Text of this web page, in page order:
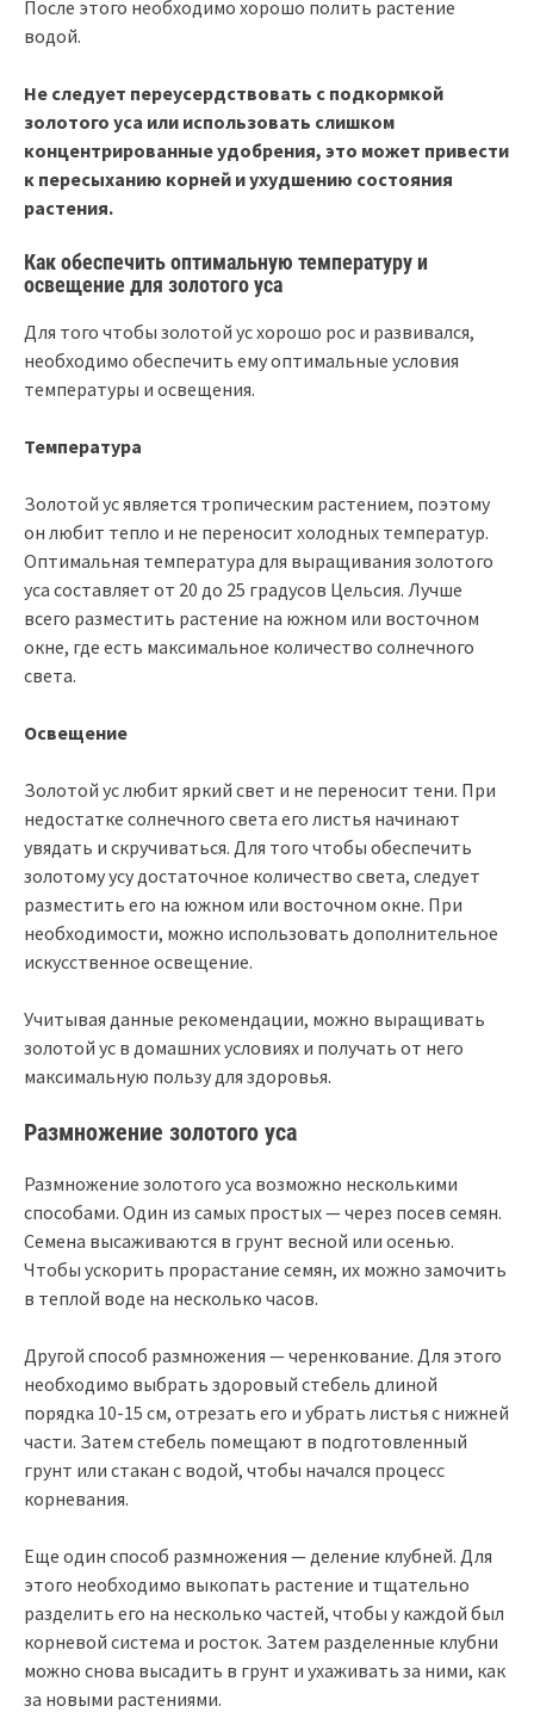
После этого необходимо хорошо полить растение
водой.
Не следует переусердствовать с подкормкой
золотого уса или использовать слишком
концентрированные удобрения, это может привести
к пересыханию корней и ухудшению состояния
растения.
Как обеспечить оптимальную температуру и
освещение для золотого уса
Для того чтобы золотой ус хорошо рос и развивался,
необходимо обеспечить ему оптимальные условия
температуры и освещения.
Температура
Золотой ус является тропическим растением, поэтому
он любит тепло и не переносит холодных температур.
Оптимальная температура для выращивания золотого
уса составляет от 20 до 25 градусов Цельсия. Лучше
всего разместить растение на южном или восточном
окне, где есть максимальное количество солнечного
света.
Освещение
Золотой ус любит яркий свет и не переносит тени. При
недостатке солнечного света его листья начинают
увядать и скручиваться. Для того чтобы обеспечить
золотому усу достаточное количество света, следует
разместить его на южном или восточном окне. При
необходимости, можно использовать дополнительное
искусственное освещение.
Учитывая данные рекомендации, можно выращивать
золотой ус в домашних условиях и получать от него
максимальную пользу для здоровья.
Размножение золотого уса
Размножение золотого уса возможно несколькими
способами. Один из самых простых — через посев семян.
Семена высаживаются в грунт весной или осенью.
Чтобы ускорить прорастание семян, их можно замочить
в теплой воде на несколько часов.
Другой способ размножения — черенкование. Для этого
необходимо выбрать здоровый стебель длиной
порядка 10-15 см, отрезать его и убрать листья с нижней
части. Затем стебель помещают в подготовленный
грунт или стакан с водой, чтобы начался процесс
корневания.
Еще один способ размножения — деление клубней. Для
этого необходимо выкопать растение и тщательно
разделить его на несколько частей, чтобы у каждой был
корневой система и росток. Затем разделенные клубни
можно снова высадить в грунт и ухаживать за ними, как
за новыми растениями.